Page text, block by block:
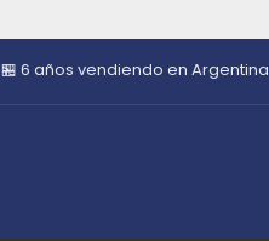
🏪 6 años vendiendo en Argentina